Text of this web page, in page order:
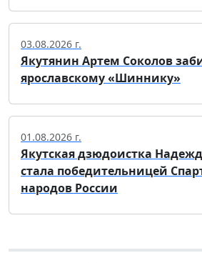
03.08.2026 г.
Якутянин Артем Соколов
ярославскому «Шиннику»
01.08.2026 г.
Якутская дзюдоистка
стала победительницей
народов России